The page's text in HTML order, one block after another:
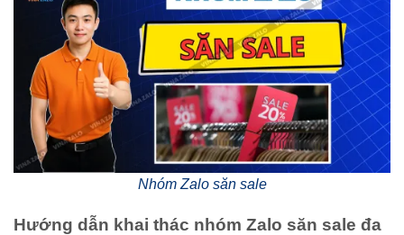
Nhóm Zalo săn sale
Hướng dẫn khai thác nhóm Zalo săn sale đa